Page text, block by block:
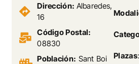
Plazas
Dirección: Albaredes,
16
Código Postal:
08830
Población: Sant Boi